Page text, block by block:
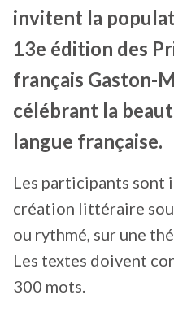
invitent la
13e édition des
français Gaston-
célébrant la
langue française.
Les participants sont
création littéraire
ou rythmé, sur une
Les textes doivent
300 mots.